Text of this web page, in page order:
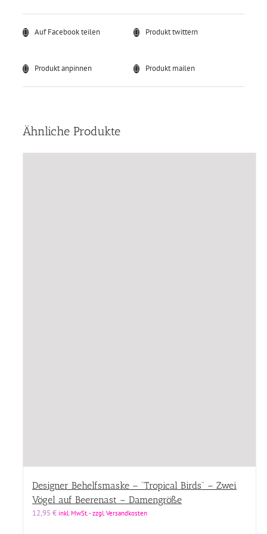
Auf Facebook teilen Produkt twittern
Produkt anpinnen Produkt mailen
Ähnliche Produkte
Designer Behelfsmaske – “Tropical Birds” – Zwei
Vögel auf Beerenast – Damengröße
12,95 € inkl. MwSt. - zzgl. Versandkosten